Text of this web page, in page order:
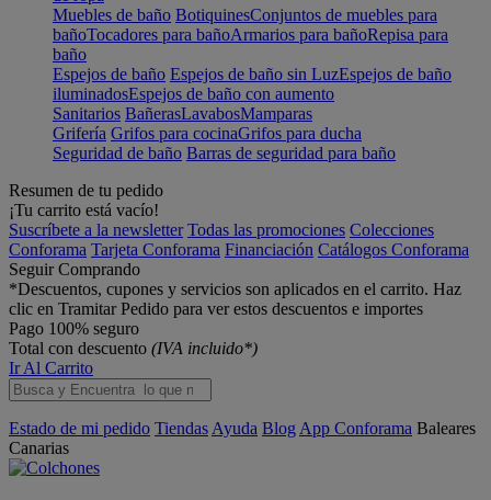
Muebles de baño BotiquinesConjuntos de muebles para
bañoTocadores para bañoArmarios para bañoRepisa para
baño
Espejos de baño Espejos de baño sin LuzEspejos de baño
iluminadosEspejos de baño con aumento
Sanitarios BañerasLavabosMamparas
Grifería Grifos para cocinaGrifos para ducha
Seguridad de baño Barras de seguridad para baño
Resumen de tu pedido
¡Tu carrito está vacío!
Suscríbete a la newsletter Todas las promociones Colecciones
Conforama Tarjeta Conforama Financiación Catálogos Conforama
Seguir Comprando
*Descuentos, cupones y servicios son aplicados en el carrito. Haz
clic en Tramitar Pedido para ver estos descuentos e importes
Pago 100% seguro
Total con descuento (IVA incluido*)
Ir Al Carrito
Estado de mi pedido Tiendas Ayuda Blog App Conforama Baleares
Canarias